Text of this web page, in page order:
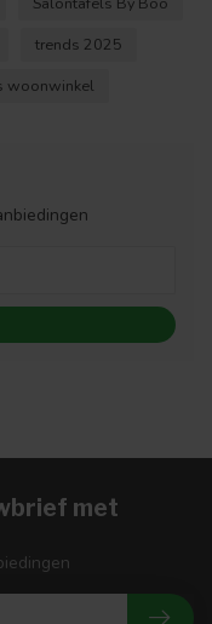
trends 2025
woonwinkel
met